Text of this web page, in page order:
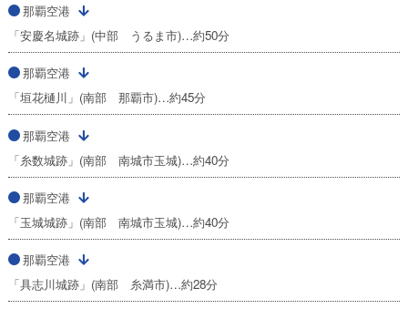
那覇空港
「安慶名城跡」(中部 うるま市)…約50分
那覇空港
「垣花樋川」(南部 那覇市)…約45分
那覇空港
「糸数城跡」(南部 南城市玉城)…約40分
那覇空港
「玉城城跡」(南部 南城市玉城)…約40分
那覇空港
「具志川城跡」(南部 糸満市)…約28分